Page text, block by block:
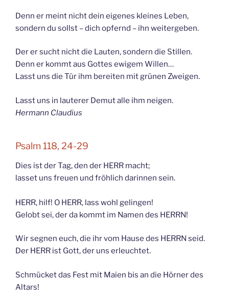
Denn er meint nicht dein eigenes kleines Leben,
sondern du sollst – dich opfernd – ihn weitergeben.
Der er sucht nicht die Lauten, sondern die Stillen.
Denn er kommt aus Gottes ewigem Willen…
Lasst uns die Tür ihm bereiten mit grünen Zweigen.
Lasst uns in lauterer Demut alle ihm neigen.
Hermann Claudius
Psalm 118, 24-29
Dies ist der Tag, den der HERR macht;
lasset uns freuen und fröhlich darinnen sein.
HERR, hilf! O HERR, lass wohl gelingen!
Gelobt sei, der da kommt im Namen des HERRN!
Wir segnen euch, die ihr vom Hause des HERRN seid.
Der HERR ist Gott, der uns erleuchtet.
Schmücket das Fest mit Maien bis an die Hörner des
Altars!